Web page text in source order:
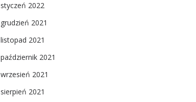
styczeń 2022
grudzień 2021
listopad 2021
październik 2021
wrzesień 2021
sierpień 2021